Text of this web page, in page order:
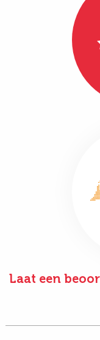
Laat een